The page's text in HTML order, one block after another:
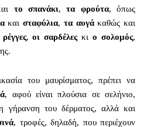
το σπανάκι,τα φρούτα, όπως
καισταφύλια, τα αυγάκαθώς και
,οι σαρδέλεςκιο σολομός,
του μαυρίσματος, πρέπει να
, αφού είναι πλούσια σε σελήνιo,
γήρανση του δέρματος, αλλά και
, τροφές, δηλαδή, που περιέχουν